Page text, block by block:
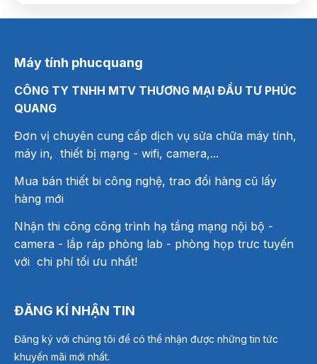
Máy tính phucquang
CÔNG TY TNHH MTV THƯƠNG MẠI ĐẦU TƯ PHÚC
QUANG
Đơn vị chuyên cung cấp dịch vụ sửa chữa máy tính,
máy in, thiết bị mạng - wifi, camera,...
Mua bán thiết bi công nghệ, trao đổi hàng cũ lấy
hàng mới
Nhận thi công công trình hạ tầng mạng nội bộ -
camera - lắp ráp phòng lab - phòng họp trưc tuyến
với chi phí tối ưu nhất!
ĐĂNG KÍ NHẬN TIN
Đăng ký với chúng tôi để có thể nhận được những tin tức
khuyến mãi mới nhất.